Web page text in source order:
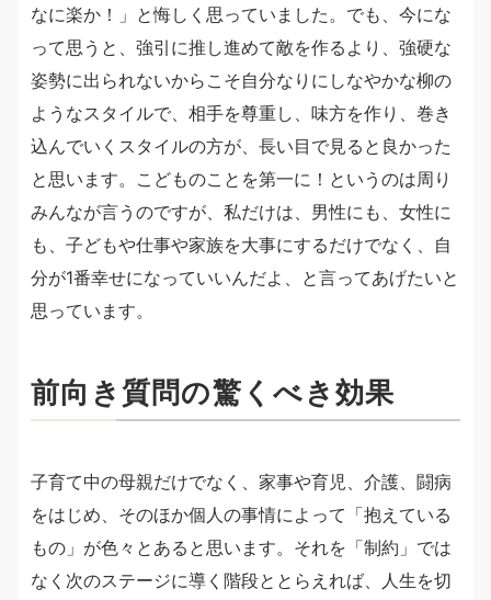
なに楽か！」と悔しく思っていました。でも、今にな
って思うと、強引に推し進めて敵を作るより、強硬な
姿勢に出られないからこそ自分なりにしなやかな柳の
ようなスタイルで、相手を尊重し、味方を作り、巻き
込んでいくスタイルの方が、長い目で見ると良かった
と思います。こどものことを第一に！というのは周り
みんなが言うのですが、私だけは、男性にも、女性に
も、子どもや仕事や家族を大事にするだけでなく、自
分が1番幸せになっていいんだよ、と言ってあげたいと
思っています。
前向き質問の驚くべき効果
子育て中の母親だけでなく、家事や育児、介護、闘病
をはじめ、そのほか個人の事情によって「抱えている
もの」が色々とあると思います。それを「制約」では
なく次のステージに導く階段ととらえれば、人生を切